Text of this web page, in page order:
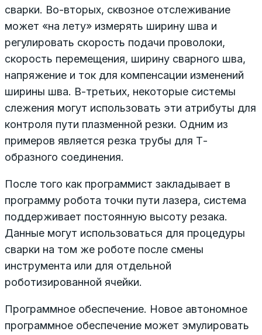
сварки. Во-вторых, сквозное отслеживание
может «на лету» измерять ширину шва и
регулировать скорость подачи проволоки,
скорость перемещения, ширину сварного шва,
напряжение и ток для компенсации изменений
ширины шва. В-третьих, некоторые системы
слежения могут использовать эти атрибуты для
контроля пути плазменной резки. Одним из
примеров является резка трубы для Т-
образного соединения.
После того как программист закладывает в
программу робота точки пути лазера, система
поддерживает постоянную высоту резака.
Данные могут использоваться для процедуры
сварки на том же роботе после смены
инструмента или для отдельной
роботизированной ячейки.
Программное обеспечение. Новое автономное
программное обеспечение может эмулировать